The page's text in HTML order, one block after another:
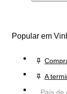
Popular em
A
País de